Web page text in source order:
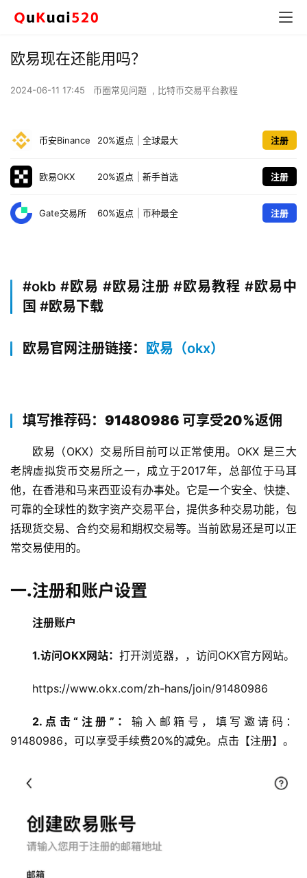
欧易现在还能用吗？
2024-06-11 17:45 币圈常见问题 , 比特币交易平台教程
币安Binance 20%返点 全球最大 注册
欧易OKX 20%返点 新手首选 注册
Gate交易所 60%返点 币种最全 注册
#okb #欧易 #欧易注册 #欧易教程 #欧易中
国 #欧易下载
欧易官网注册链接： 欧易（okx）
填写推荐码：91480986 可享受20%返佣
欧易（OKX）交易所目前可以正常使用。OKX 是三大
老牌虚拟货币交易所之一，成立于2017年，总部位于马耳
他，在香港和马来西亚设有办事处。它是一个安全、快捷、
可靠的全球性的数字资产交易平台，提供多种交易功能，包
括现货交易、合约交易和期权交易等。当前欧易还是可以正
常交易使用的。
一.注册和账户设置
注册账户
1.访问OKX网站： 打开浏览器，，访问OKX官方网站。
https://www.okx.com/zh-hans/join/91480986
2.点击“注册”： 输入邮箱号，填写邀请码：
91480986，可以享受手续费20%的减免。点击【注册】。